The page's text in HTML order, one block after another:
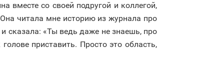
вместе со своей подругой и коллегой,
читала мне историю из журнала про
сказала: «Ты ведь даже не знаешь, про
приставить. Просто это область,